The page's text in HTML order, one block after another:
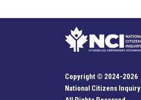
Copyright © 2024-2026
National Citizens Inquiry